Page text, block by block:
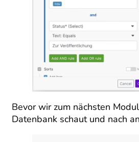
Bevor wir zum nächsten
Datenbank schaut und nach